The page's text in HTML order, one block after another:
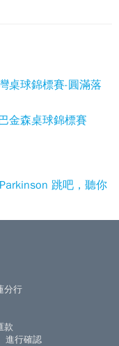
桌球錦標賽-圓滿落
金森桌球錦標賽
跳吧，聽你
分行
款
進行確認